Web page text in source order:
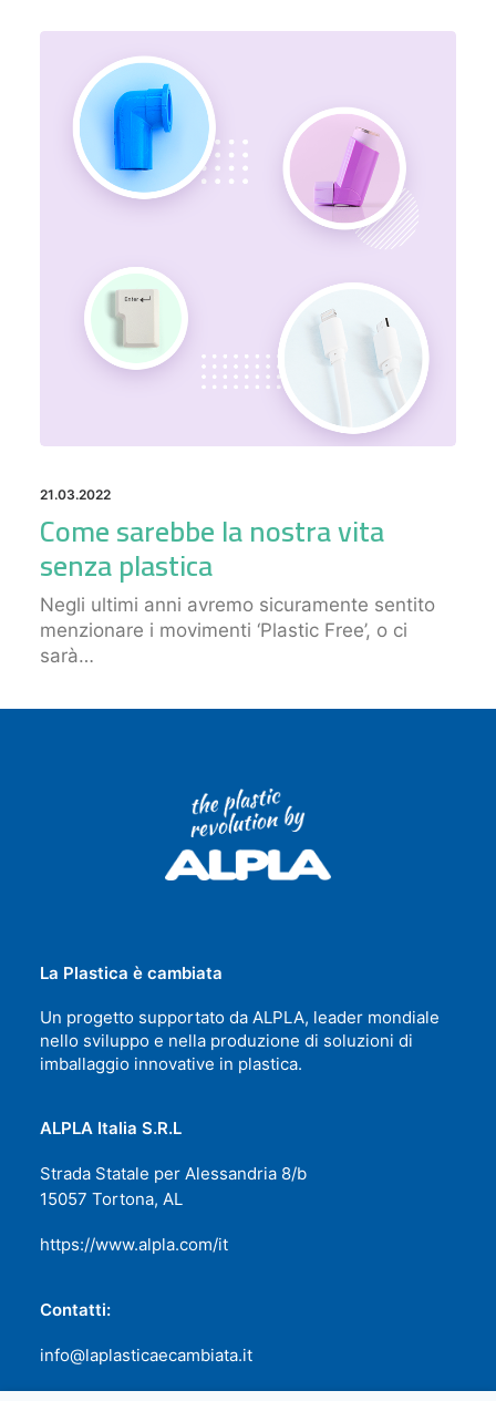
21.03.2022
Come sarebbe la nostra vita
senza plastica
Negli ultimi anni avremo sicuramente sentito
menzionare i movimenti ‘Plastic Free’, o ci
sarà…
La Plastica è cambiata
Un progetto supportato da ALPLA, leader mondiale
nello sviluppo e nella produzione di soluzioni di
imballaggio innovative in plastica.
ALPLA Italia S.R.L
Strada Statale per Alessandria 8/b
15057 Tortona, AL
https://www.alpla.com/it
Contatti:
info@laplasticaecambiata.it